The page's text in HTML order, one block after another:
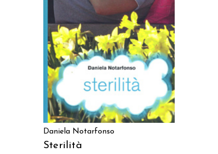
LEGGI TUTTO
Daniela Notarfonso
Sterilità